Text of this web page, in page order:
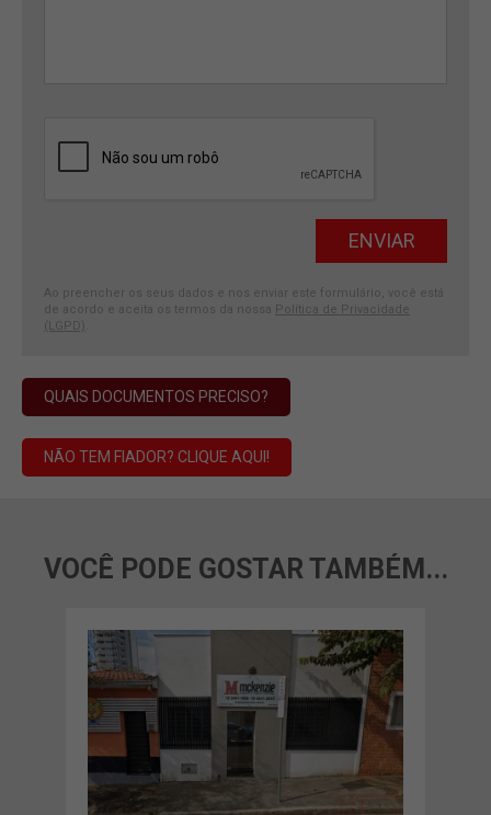
Ao preencher os seus dados e nos enviar este formulário, você está
de acordo e aceita os termos da nossa Política de Privacidade
(LGPD)
QUAIS DOCUMENTOS PRECISO?
NÃO TEM FIADOR? CLIQUE AQUI!
VOCÊ PODE GOSTAR TAMBÉM...